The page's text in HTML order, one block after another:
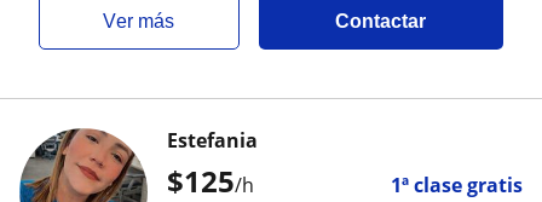
ver más Contactar
$125/h 1ª clase gratis
Estefania